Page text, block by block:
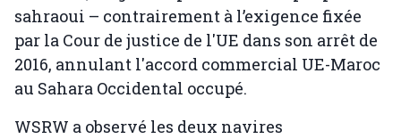
sahraoui – contrairement à l’exigence fixée
par la Cour de justice de l'UE dans son arrêt de
2016, annulant l'accord commercial UE-Maroc
au Sahara Occidental occupé.
WSRW a observé les deux navires